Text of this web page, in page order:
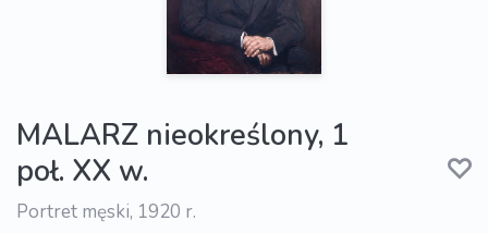
MALARZ nieokreślony, 1
poł. XX w.
Portret męski, 1920 r.